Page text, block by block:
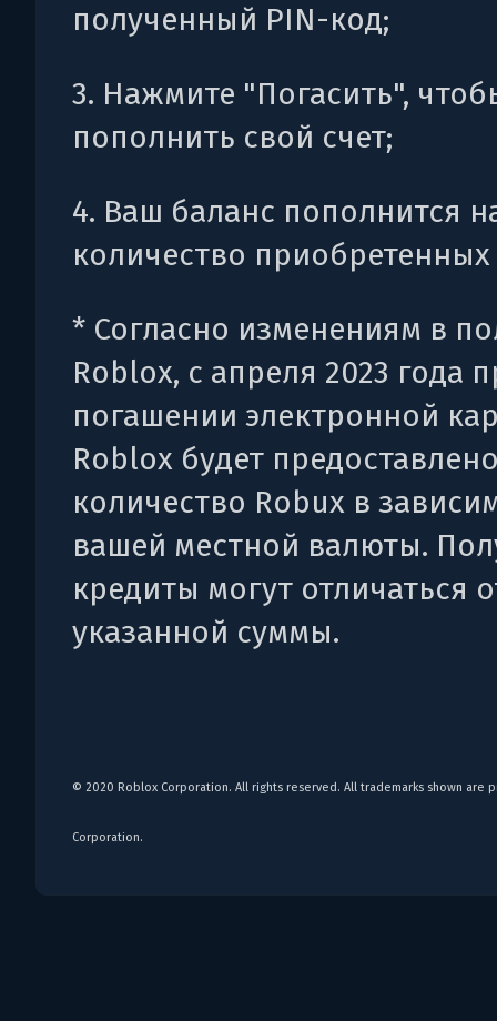
полученный PIN-код;
3. Нажмите "Погасить",
пополнить свой счет;
4. Ваш баланс пополнится
количество
* Согласно изменениям в
Roblox, с апреля 2023 года
погашении электронной
Roblox будет
количество Robux в
вашей местной валюты.
кредиты могут отличаться
указанной суммы.
© 2020 Roblox Corporation. All rights reserved. All trademarks shown are
Corporation.